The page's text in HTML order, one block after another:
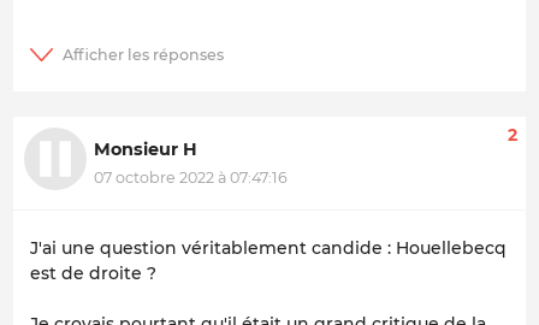
Monsieur H
07 octobre 2022 à 07:47:16
2
J'ai une question véritablement candide : Houellebecq
est de droite ?